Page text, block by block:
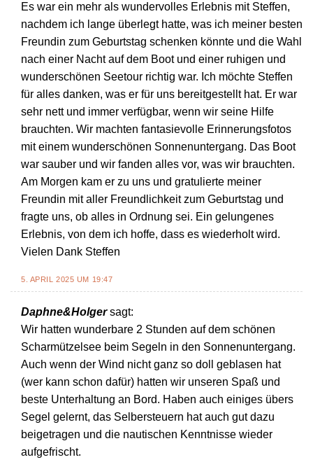
Es war ein mehr als wundervolles Erlebnis mit Steffen,
nachdem ich lange überlegt hatte, was ich meiner besten
Freundin zum Geburtstag schenken könnte und die Wahl
nach einer Nacht auf dem Boot und einer ruhigen und
wunderschönen Seetour richtig war. Ich möchte Steffen
für alles danken, was er für uns bereitgestellt hat. Er war
sehr nett und immer verfügbar, wenn wir seine Hilfe
brauchten. Wir machten fantasievolle Erinnerungsfotos
mit einem wunderschönen Sonnenuntergang. Das Boot
war sauber und wir fanden alles vor, was wir brauchten.
Am Morgen kam er zu uns und gratulierte meiner
Freundin mit aller Freundlichkeit zum Geburtstag und
fragte uns, ob alles in Ordnung sei. Ein gelungenes
Erlebnis, von dem ich hoffe, dass es wiederholt wird.
Vielen Dank Steffen
5. APRIL 2025 UM 19:47
Daphne&Holger sagt:
Wir hatten wunderbare 2 Stunden auf dem schönen
Scharmützelsee beim Segeln in den Sonnenuntergang.
Auch wenn der Wind nicht ganz so doll geblasen hat
(wer kann schon dafür) hatten wir unseren Spaß und
beste Unterhaltung an Bord. Haben auch einiges übers
Segel gelernt, das Selbersteuern hat auch gut dazu
beigetragen und die nautischen Kenntnisse wieder
aufgefrischt.